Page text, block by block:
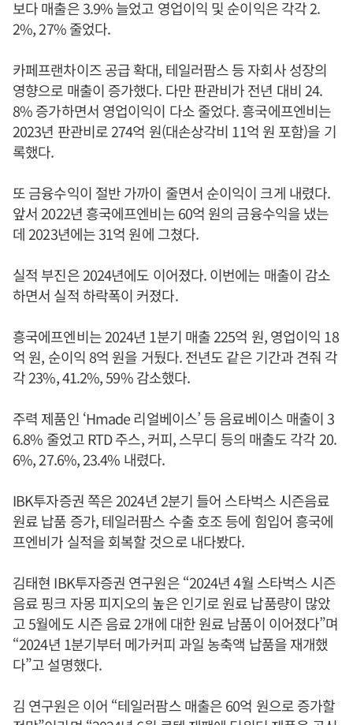
보다 매출은 3.9% 늘었고 영업이익 및 순이익은 각각 2.
2%, 27% 줄었다.
카페프랜차이즈 공급 확대, 테일러팜스 등 자회사 성장의
영향으로 매출이 증가했다. 다만 판관비가 전년 대비 24.
8% 증가하면서 영업이익이 다소 줄었다. 흥국에프엔비는
2023년 판관비로 274억 원(대손상각비 11억 원 포함)을 기
록했다.
또 금융수익이 절반 가까이 줄면서 순이익이 크게 내렸다.
앞서 2022년 흥국에프엔비는 60억 원의 금융수익을 냈는
데 2023년에는 31억 원에 그쳤다.
실적 부진은 2024년에도 이어졌다. 이번에는 매출이 감소
하면서 실적 하락폭이 커졌다.
흥국에프엔비는 2024년 1분기 매출 225억 원, 영업이익 18
억 원, 순이익 8억 원을 거뒀다. 전년도 같은 기간과 견줘 각
각 23%, 41.2%, 59% 감소했다.
주력 제품인 ‘Hmade 리얼베이스’ 등 음료베이스 매출이 3
6.8% 줄었고 RTD 주스, 커피, 스무디 등의 매출도 각각 20.
6%, 27.6%, 23.4% 내렸다.
IBK투자증권 쪽은 2024년 2분기 들어 스타벅스 시즌음료
원료 납품 증가, 테일러팜스 수출 호조 등에 힘입어 흥국에
프엔비가 실적을 회복할 것으로 내다봤다.
김태현 IBK투자증권 연구원은 “2024년 4월 스타벅스 시즌
음료 핑크 자몽 피지오의 높은 인기로 원료 납품량이 많았
고 5월에도 시즌 음료 2개에 대한 원료 남품이 이어졌다”며
“2024년 1분기부터 메가커피 과일 농축액 납품을 재개했
다”고 설명했다.
김 연구원은 이어 “테일러팜스 매출은 60억 원으로 증가할